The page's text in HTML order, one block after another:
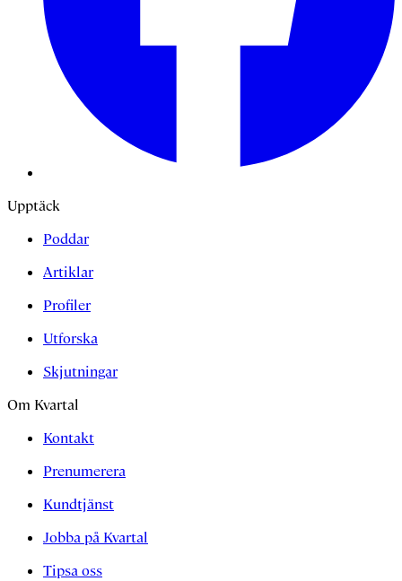
Upptäck
Poddar
Artiklar
Profiler
Utforska
Skjutningar
Om Kvartal
Kontakt
Prenumerera
Kundtjänst
Jobba på Kvartal
Tipsa oss